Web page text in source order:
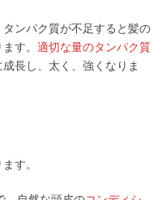
ンパク質が不足すると髪の
す。 適切な量のタンパク質
長し、太く、強くなりま
す。